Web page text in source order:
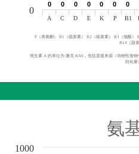
0
0 0
0 0
0 0
0 0
0 0
0 0
0
A C D E K P B1
0
P（类黄酮） B1（硫胺素） B2（核黄素） B3（烟酸）
B14（甜菜
维生素 A 的单位为 微克 RAE，包括直接来源（动物性食
转化量）
氨
1000